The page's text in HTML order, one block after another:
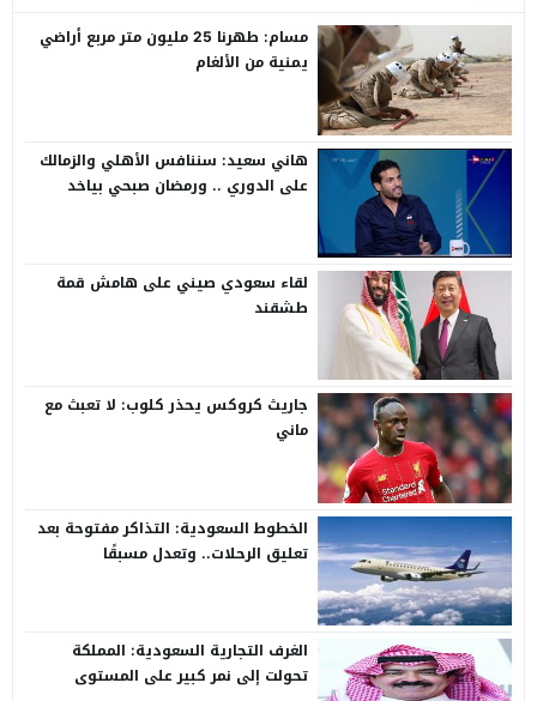
مسام: طهرنا 25 مليون متر مربع أراضي
يمنية من الألغام
هاني سعيد: سننافس الأهلي والزمالك
على الدوري .. ورمضان صبحي بياخد
لقاء سعودي صيني على هامش قمة
طشقند
جاريث كروكس يحذر كلوب: لا تعبث مع
ماني
الخطوط السعودية: التذاكر مفتوحة بعد
تعليق الرحلات.. وتعدل مسبقًا
الغرف التجارية السعودية: المملكة
تحولت إلى نمر كبير على المستوى